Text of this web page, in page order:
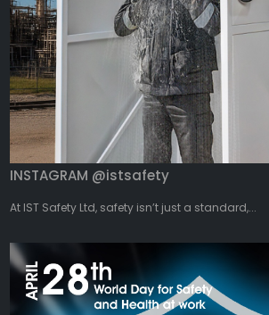
INSTAGRAM @istsafety
At IST Safety Ltd, safety isn’t just a standard,...